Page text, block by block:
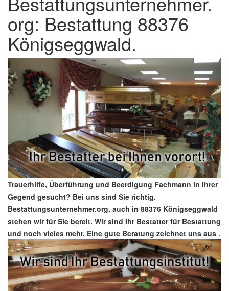
org: Bestattung 88376
Königseggwald.
Trauerhilfe, Überführung und Beerdigung Fachmann in Ihrer
Gegend gesucht? Bei uns sind Sie richtig.
Bestattungsunternehmer.org, auch in 88376 Königseggwald
stehen wir für Sie bereit. Wir sind Ihr Bestatter für Bestattung
und noch vieles mehr. Eine gute Beratung zeichnet uns aus .